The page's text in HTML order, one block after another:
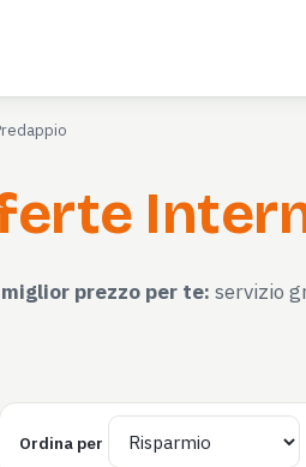
prezzo per te: servizio
Ordina per